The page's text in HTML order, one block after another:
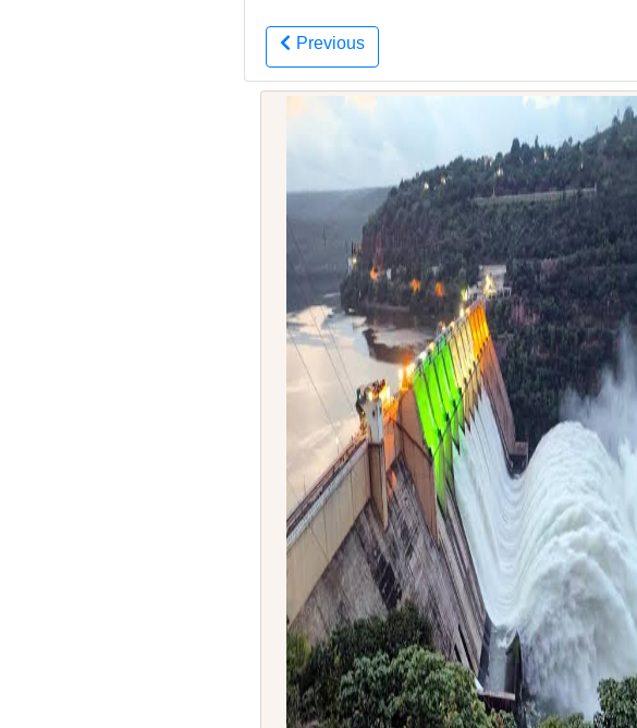
Previous